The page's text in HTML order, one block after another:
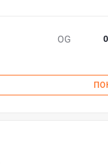
OG 0